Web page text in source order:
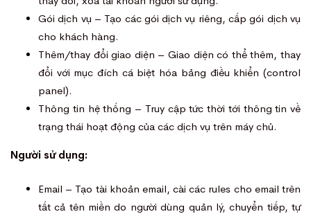
Gói dịch vụ – Tạo các gói dịch vụ riêng, cấp gói dịch vụ
cho khách hàng.
Thêm/thay đổi giao diện – Giao diện có thể thêm, thay
đổi với mục đích cá biệt hóa bảng điều khiển (control
panel).
Thông tin hệ thống – Truy cập tức thời tới thông tin về
trạng thái hoạt động của các dịch vụ trên máy chủ.
Người sử dụng:
Email – Tạo tài khoản email, cài các rules cho email trên
tất cả tên miền do người dùng quản lý, chuyển tiếp, tự